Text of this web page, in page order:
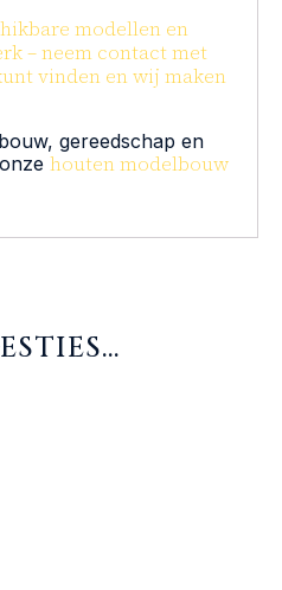
modellen en
– neem contact met
vinden en wij maken
gereedschap en
houten modelbouw